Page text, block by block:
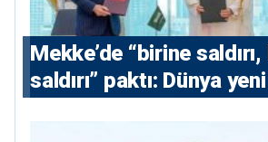
Mekke’de “birine
saldırı” paktı: Dünya